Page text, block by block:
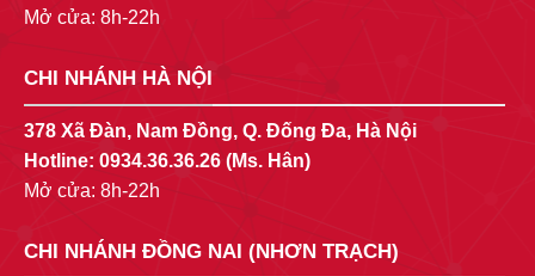
Mở cửa: 8h-22h
CHI NHÁNH HÀ NỘI
378 Xã Đàn, Nam Đồng, Q. Đống Đa, Hà Nội
Hotline: 0934.36.36.26 (Ms. Hân)
Mở cửa: 8h-22h
CHI NHÁNH ĐỒNG NAI (NHƠN TRẠCH)